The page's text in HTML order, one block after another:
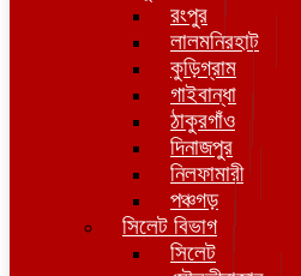
রংপুর
লালমনিরহাট
কুড়িগ্রাম
গাইবান্ধা
ঠাকুরগাঁও
দিনাজপুর
নিলফামারী
পঞ্চগড়
সিলেট বিভাগ
সিলেট